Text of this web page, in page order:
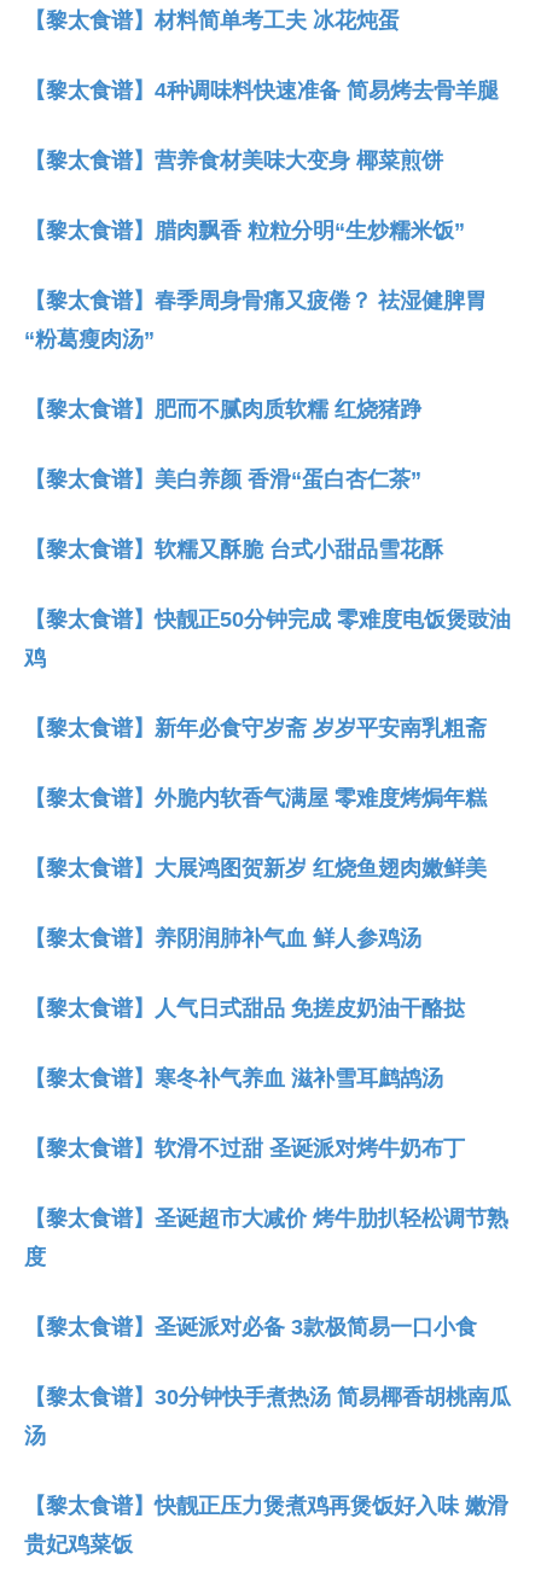
【黎太食谱】材料简单考工夫 冰花炖蛋
【黎太食谱】4种调味料快速准备 简易烤去骨羊腿
【黎太食谱】营养食材美味大变身 椰菜煎饼
【黎太食谱】腊肉飘香 粒粒分明“生炒糯米饭”
【黎太食谱】春季周身骨痛又疲倦？ 祛湿健脾胃
“粉葛瘦肉汤”
【黎太食谱】肥而不腻肉质软糯 红烧猪踭
【黎太食谱】美白养颜 香滑“蛋白杏仁茶”
【黎太食谱】软糯又酥脆 台式小甜品雪花酥
【黎太食谱】快靓正50分钟完成 零难度电饭煲豉油
鸡
【黎太食谱】新年必食守岁斋 岁岁平安南乳粗斋
【黎太食谱】外脆内软香气满屋 零难度烤焗年糕
【黎太食谱】大展鸿图贺新岁 红烧鱼翅肉嫩鲜美
【黎太食谱】养阴润肺补气血 鲜人参鸡汤
【黎太食谱】人气日式甜品 免搓皮奶油干酪挞
【黎太食谱】寒冬补气养血 滋补雪耳鹧鸪汤
【黎太食谱】软滑不过甜 圣诞派对烤牛奶布丁
【黎太食谱】圣诞超市大减价 烤牛肋扒轻松调节熟
度
【黎太食谱】圣诞派对必备 3款极简易一口小食
【黎太食谱】30分钟快手煮热汤 简易椰香胡桃南瓜
汤
【黎太食谱】快靓正压力煲煮鸡再煲饭好入味 嫩滑
贵妃鸡菜饭